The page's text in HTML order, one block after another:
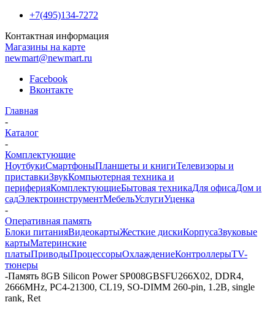
+7(495)134-7272
Контактная информация
Магазины на карте
newmart@newmart.ru
Facebook
Вконтакте
Главная
-
Каталог
-
Комплектующие
НоутбукиСмартфоныПланшеты и книгиТелевизоры и
приставкиЗвукКомпьютерная техника и
периферияКомплектующиеБытовая техникаДля офисаДом и
садЭлектроинструментМебельУслугиУценка
-
Оперативная память
Блоки питанияВидеокартыЖесткие дискиКорпусаЗвуковые
картыМатеринские
платыПриводыПроцессорыОхлаждениеКонтроллерыTV-
тюнеры
-Память 8GB Silicon Power SP008GBSFU266X02, DDR4,
2666MHz, PC4-21300, CL19, SO-DIMM 260-pin, 1.2В, single
rank, Ret